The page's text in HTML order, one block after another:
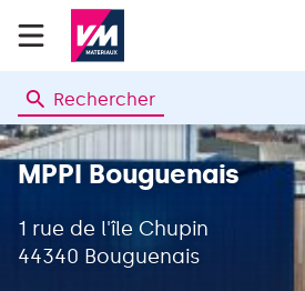
Rechercher
VM
MATERIAUX
MPPI Bouguenais
1 rue de l'île Chupin
44340 Bouguenais